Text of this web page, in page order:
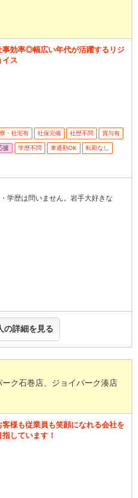
事効率◎幅広い年代が活躍するリジ
イス
寮・社宅有 社保完備 社歴不問 賞与有
援 学歴不問 車通勤OK 転勤なし
学歴は問いません。岩手大好きな
の詳細を見る
ク石巻店、ジョイパーク湊店
客様も従業員も笑顔になれる会社を
指しています！